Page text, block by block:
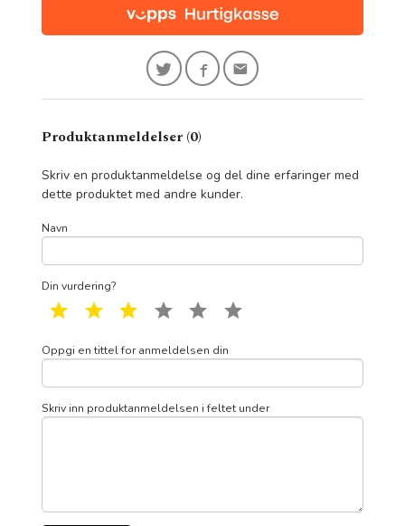
Produktanmeldelser (0)
Skriv en produktanmeldelse og del dine erfaringer med
dette produktet med andre kunder.
Navn
Din vurdering?
1 star 2 star 3 star 4 star 5 star
Oppgi en tittel for anmeldelsen din
Skriv inn produktanmeldelsen i feltet under